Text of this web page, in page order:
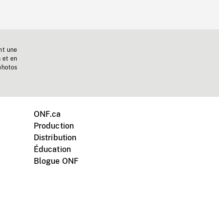
une
et en
ONF.ca
Production
Distribution
Éducation
Blogue ONF